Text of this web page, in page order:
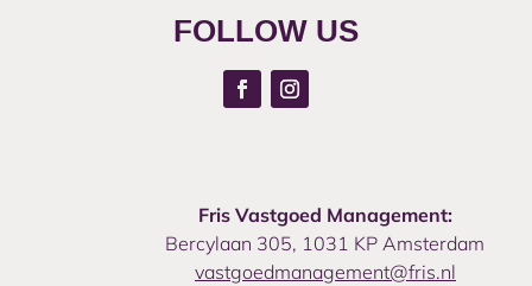
FOLLOW US
Fris Vastgoed Management:
Bercylaan 305, 1031 KP Amsterdam
vastgoedmanagement@fris.nl